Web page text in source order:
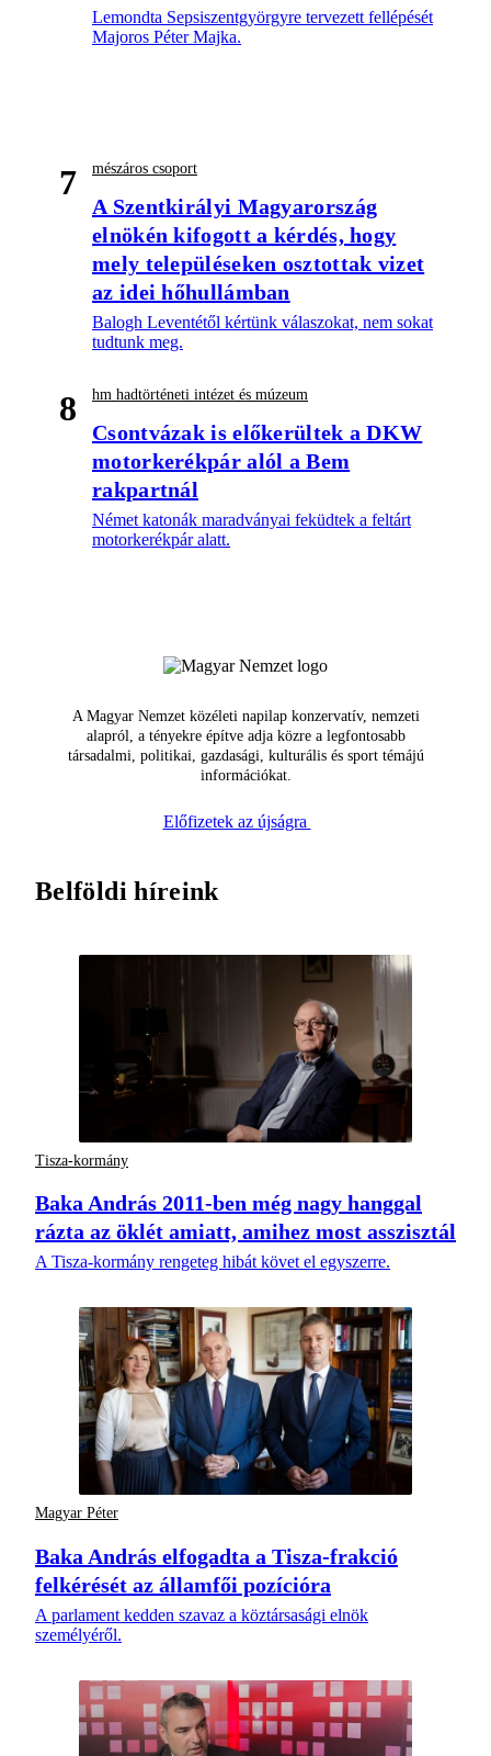
Lemondta Sepsiszentgyörgyre tervezett fellépését
Majoros Péter Majka.
7 mészáros csoport
A Szentkirályi Magyarország
elnökén kifogott a kérdés, hogy
mely településeken osztottak vizet
az idei hőhullámban
Balogh Leventétől kértünk válaszokat, nem sokat
tudtunk meg.
8 hm hadtörténeti intézet és múzeum
Csontvázak is előkerültek a DKW
motorkerékpár alól a Bem
rakpartnál
Német katonák maradványai feküdtek a feltárt
motorkerékpár alatt.
A Magyar Nemzet közéleti napilap konzervatív, nemzeti
alapról, a tényekre építve adja közre a legfontosabb
társadalmi, politikai, gazdasági, kulturális és sport témájú
információkat.
Előfizetek az újságra
Belföldi híreink
Tisza-kormány
Baka András 2011-ben még nagy hanggal
rázta az öklét amiatt, amihez most asszisztál
A Tisza-kormány rengeteg hibát követ el egyszerre.
Magyar Péter
Baka András elfogadta a Tisza-frakció
felkérését az államfői pozícióra
A parlament kedden szavaz a köztársasági elnök
személyéről.